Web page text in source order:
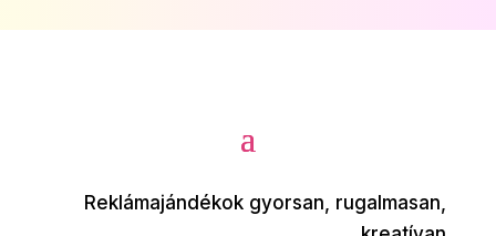
Reklámajándékok gyorsan, rugalmasan,